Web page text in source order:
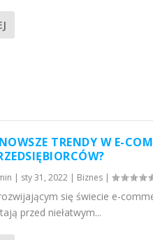
TRENDY W E-
| sty 31, 2022| Biznes|
się świecie e-
przed niełatwym...